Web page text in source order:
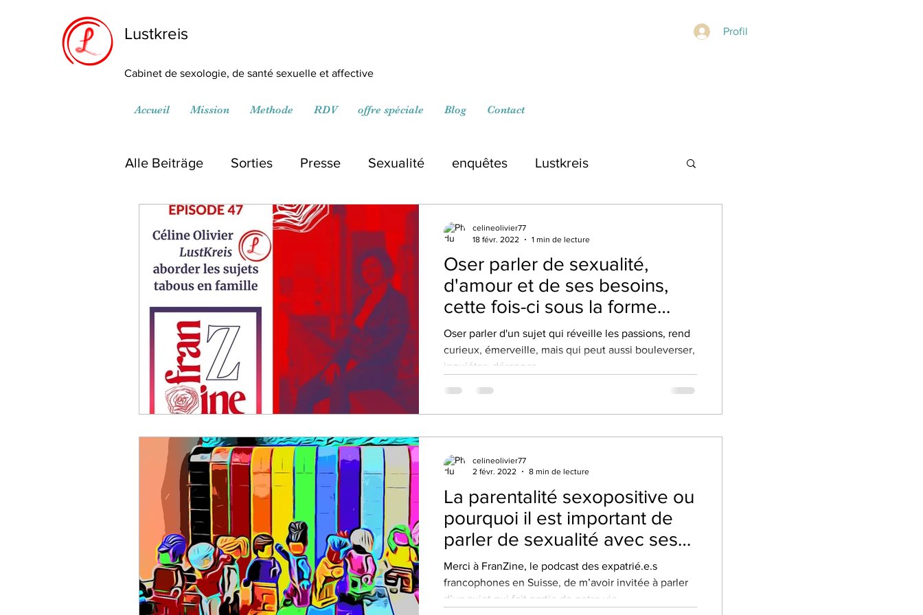
Lustkreis
Cabinet de sexologie, de santé sexuelle et affective
Accueil Mission Methode RDV offre spéciale Blog Contact
Profil
Alle Beiträge Sorties Presse Sexualité enquêtes Lustkreis
Médiathèque
Oser parler de sexualité,
d'amour et de ses besoins,
cette fois-ci sous la forme
d'un podcast!
Oser parler d'un sujet qui réveille les passions, rend
curieux, émerveille, mais qui peut aussi bouleverser,
inquiéter, déranger,...
celineolivier77
18 févr. 2022
1 min de lecture
La parentalité sexopositive ou
pourquoi il est important de
parler de sexualité avec ses
enfants ?
Merci à FranZine, le podcast des expatrié.e.s
francophones en Suisse, de m’avoir invitée à parler
d’un sujet qui fait partie de notre vie...
celineolivier77
2 févr. 2022
8 min de lecture